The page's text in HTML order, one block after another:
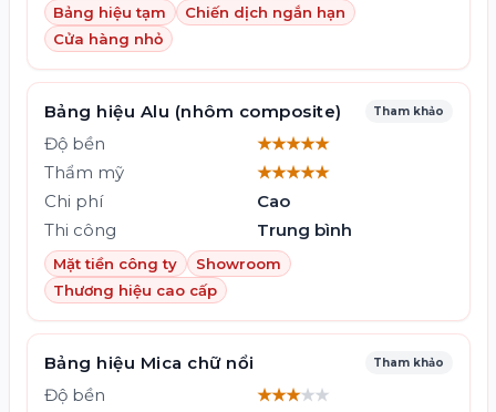
Bảng hiệu tạm
Chiến dịch ngắn hạn
Cửa hàng nhỏ
Bảng hiệu Alu (nhôm composite) Tham khảo
Độ bền
★★★★★
Thẩm mỹ
★★★★★
Chi phí
Cao
Thi công
Trung bình
Mặt tiền công ty
Showroom
Thương hiệu cao cấp
Bảng hiệu Mica chữ nổi Tham khảo
Độ bền ★★★★★